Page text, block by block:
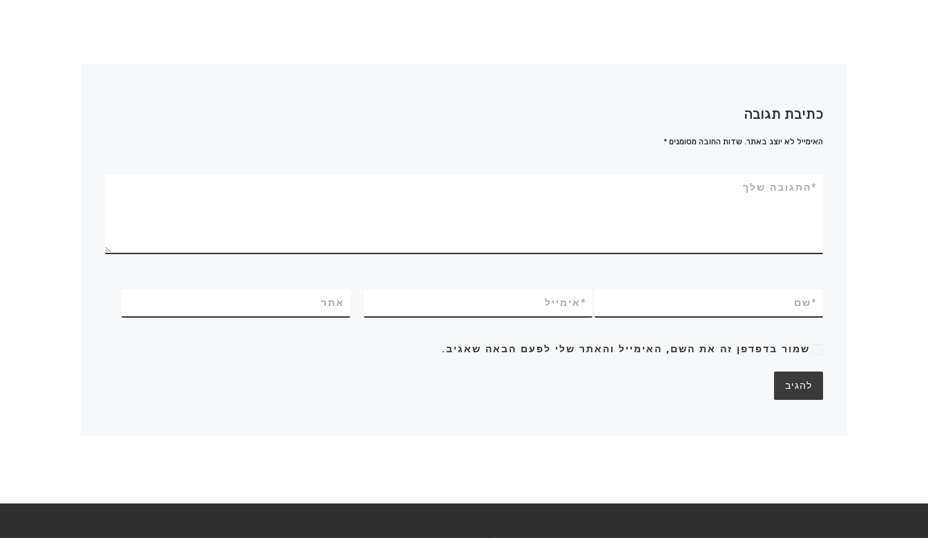
כתיבת תגובה
האימייל לא יוצג באתר. שדות החובה מסומנים*
התגובה שלך*
שם* אימייל* אתר
שמור בדפדפן זה את השם, האימייל והאתר שלי לפעם הבאה שאגיב.